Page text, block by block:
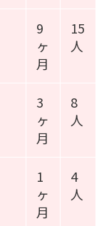
9
ヶ
月
15
人
3
ヶ
月
8
人
1
ヶ
月
4
人